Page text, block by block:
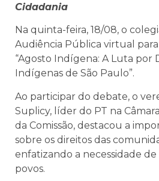
Cidadania
Na quinta-feira, 18/08, o
Audiência Pública virtual
“Agosto Indígena: A Luta por
Indígenas de São Paulo”.
Ao participar do debate, o
Suplicy, líder do PT na
da Comissão, destacou a
sobre os direitos das
enfatizando a necessidade de
povos.